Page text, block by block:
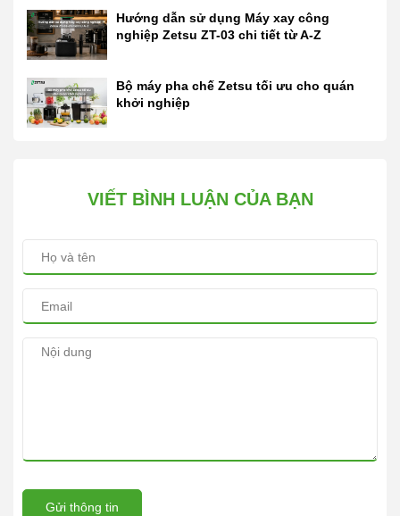
Hướng dẫn sử dụng Máy xay công
nghiệp Zetsu ZT-03 chi tiết từ A-Z
Bộ máy pha chế Zetsu tối ưu cho quán
khởi nghiệp
VIẾT BÌNH LUẬN CỦA BẠN
Gửi thông tin